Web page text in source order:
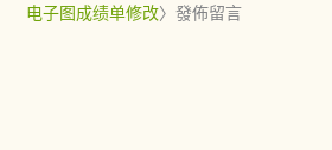
电子图成绩单修改〉發佈留言